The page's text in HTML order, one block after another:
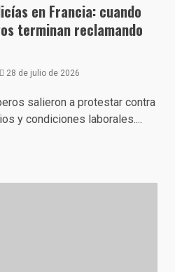
en Francia: cuando
terminan reclamando
28 de julio de 2026
salieron a protestar contra
y condiciones laborales....